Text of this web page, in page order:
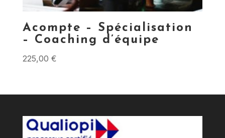
Acompte – Spécialisation
– Coaching d’équipe
225,00 €